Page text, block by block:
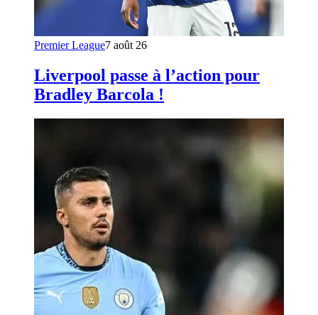
Premier League7 août 26
Liverpool passe à l’action pour
Bradley Barcola !